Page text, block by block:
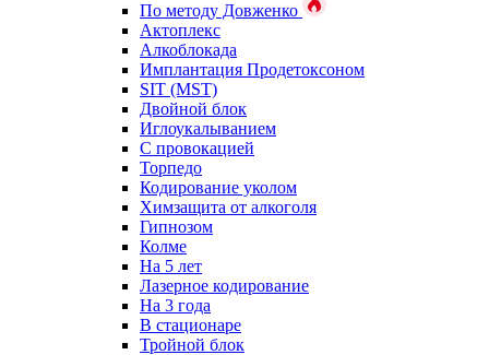
По методу Довженко
Актоплекс
Алкоблокада
Имплантация Продетоксоном
SIT (MST)
Двойной блок
Иглоукалыванием
С провокацией
Торпедо
Кодирование уколом
Химзащита от алкоголя
Гипнозом
Колме
На 5 лет
Лазерное кодирование
На 3 года
В стационаре
Тройной блок